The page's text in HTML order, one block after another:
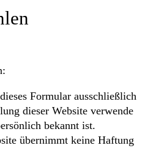
Formular ausschließlich
dieser Website verwende
bekannt ist.
übernimmt keine Haftung